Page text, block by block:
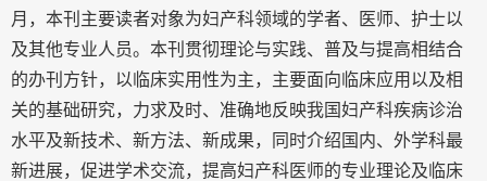
月，本刊主要读者对象为妇产科领域的学者、医师、护士以
及其他专业人员。本刊贯彻理论与实践、普及与提高相结合
的办刊方针，以临床实用性为主，主要面向临床应用以及相
关的基础研究，力求及时、准确地反映我国妇产科疾病诊治
水平及新技术、新方法、新成果，同时介绍国内、外学科最
新进展，促进学术交流，提高妇产科医师的专业理论及临床